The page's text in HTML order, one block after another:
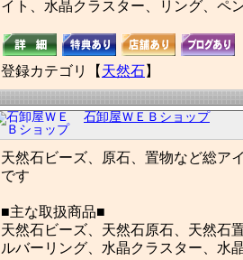
イト、水晶クラスター、リング、ペ
登録カテゴリ【 天然石 】
石卸屋ＷＥＢショップ
天然石ビーズ、原石、置物など総ア
です
■主な取扱商品■
天然石ビーズ、天然石原石、天然石
ルバーリング、水晶クラスター、水